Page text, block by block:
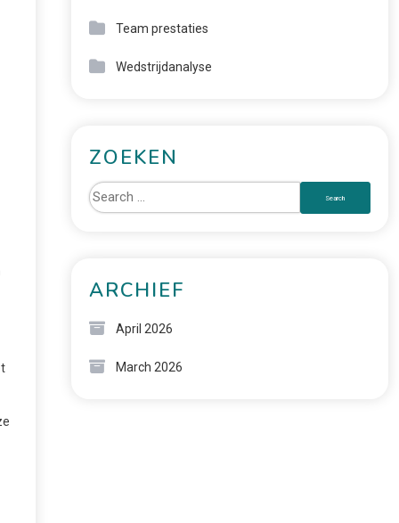
Team prestaties
Wedstrijdanalyse
ZOEKEN
ARCHIEF
April 2026
March 2026